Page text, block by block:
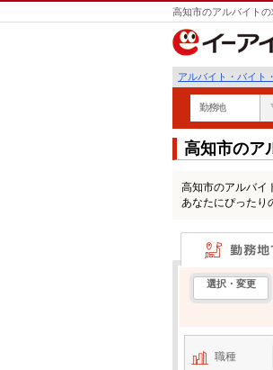
高知市のアルバイト
アルバイト・バイト
勤務地
高知市のア
高知市のアルバイ
あなたにぴったり
勤務地で検索
選択・変更
職種